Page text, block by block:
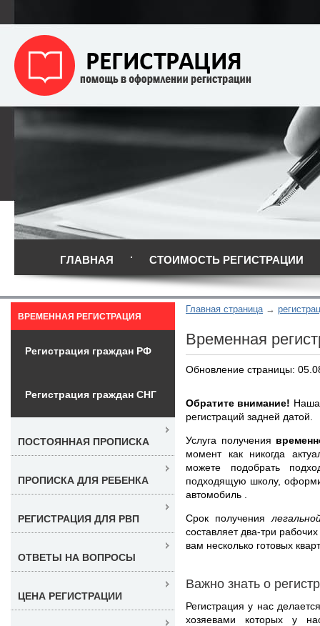
ГЛАВНАЯ СТОИМОСТЬ РЕГИСТРАЦИИ
Главная страница
Временная
Обновление страницы:
Обратите внимание! Наша
регистраций задней датой.
Услуга получения
момент как никогда
можете подобрать
подходящую школу,
автомобиль .
Срок получения
составляет два-три
вам несколько готовых
Важно знать о
Регистрация у нас
хозяевами которых у
ВРЕМЕННАЯ РЕГИСТРАЦИЯ
Регистрация граждан РФ
Регистрация граждан СНГ
ПОСТОЯННАЯ ПРОПИСКА
ПРОПИСКА ДЛЯ РЕБЕНКА
РЕГИСТРАЦИЯ ДЛЯ РВП
ОТВЕТЫ НА ВОПРОСЫ
ЦЕНА РЕГИСТРАЦИИ